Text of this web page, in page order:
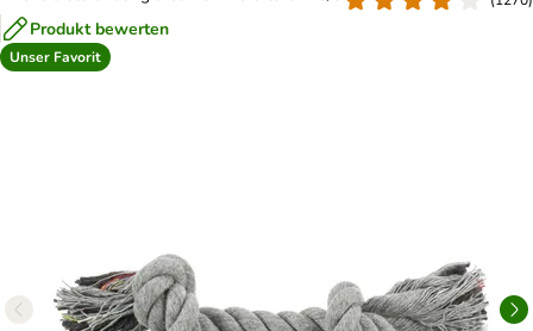
Produkt bewerten
Unser Favorit